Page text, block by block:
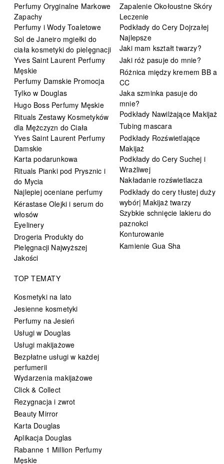
Perfumy Oryginalne Markowe
Zapachy
Perfumy i Wody Toaletowe
Sol de Janeiro mgiełki do
ciała kosmetyki do pielęgnacji
Yves Saint Laurent Perfumy
Męskie
Perfumy Damskie Promocja
Tylko w Douglas
Hugo Boss Perfumy Męskie
Rituals Zestawy Kosmetyków
dla Mężczyzn do Ciała
Yves Saint Laurent Perfumy
Damskie
Karta podarunkowa
Rituals Pianki pod Prysznic i
do Mycia
Najlepiej oceniane perfumy
Kérastase Olejki i serum do
włosów
Eyelinery
Drogeria Produkty do
Pielęgnacji Najwyższej
Jakości
Zapalenie Okołoustne Skóry
Leczenie
Podkłady do Cery Dojrzałej
Najlepsze
Jaki mam kształt twarzy?
Jaki róż pasuje do mnie?
Różnica między kremem BB a
CC
Jaka szminka pasuje do
mnie?
Podkłady Nawilżające Makijaż
Tubing mascara
Podkłady Rozświetlające
Makijaż
Podkłady do Cery Suchej i
Wrażliwej
Nakładanie rozświetlacza
Podkłady do cery tłustej duży
wybór| Makijaż twarzy
Szybkie schnięcie lakieru do
paznokci
Konturowanie
Kamienie Gua Sha
TOP TEMATY
Kosmetyki na lato
Jesienne kosmetyki
Perfumy na Jesień
Usługi w Douglas
Usługi makijażowe
Bezpłatne usługi w każdej
perfumerii
Wydarzenia makijażowe
Click & Collect
Rezygnacja i zwrot
Beauty Mirror
Karta Douglas
Aplikacja Douglas
Rabanne 1 Million Perfumy
Męskie